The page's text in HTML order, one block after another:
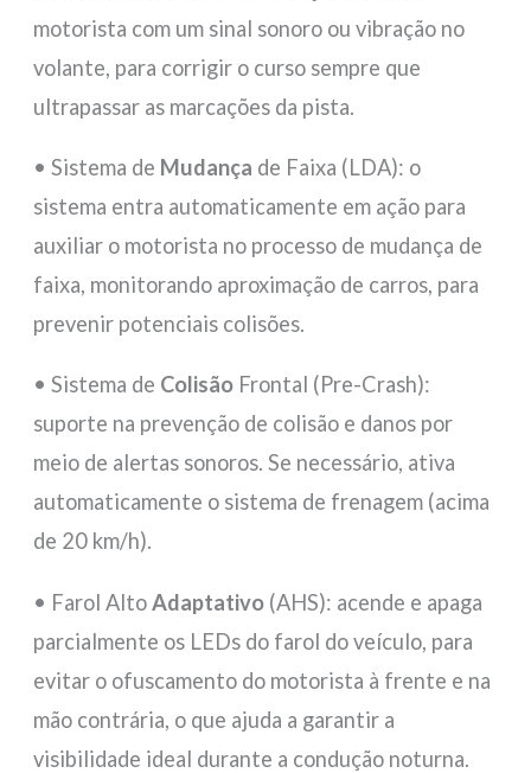
motorista com um sinal sonoro ou vibração no
volante, para corrigir o curso sempre que
ultrapassar as marcações da pista.
• Sistema de Mudança de Faixa (LDA): o
sistema entra automaticamente em ação para
auxiliar o motorista no processo de mudança de
faixa, monitorando aproximação de carros, para
prevenir potenciais colisões.
• Sistema de Colisão Frontal (Pre-Crash):
suporte na prevenção de colisão e danos por
meio de alertas sonoros. Se necessário, ativa
automaticamente o sistema de frenagem (acima
de 20 km/h).
• Farol AltoAdaptativo (AHS): acende e apaga
parcialmente os LEDs do farol do veículo, para
evitar o ofuscamento do motorista à frente e na
mão contrária, o que ajuda a garantir a
visibilidade ideal durante a condução noturna.